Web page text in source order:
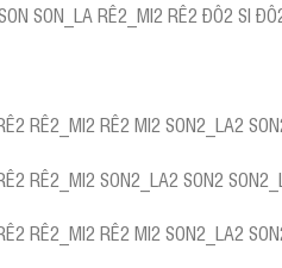
SON_LA RÊ2_MI2 RÊ2 ĐÔ2 SI
RÊ2_MI2 RÊ2 MI2 SON2_LA2
RÊ2_MI2 SON2_LA2 SON2
RÊ2_MI2 RÊ2 MI2 SON2_LA2